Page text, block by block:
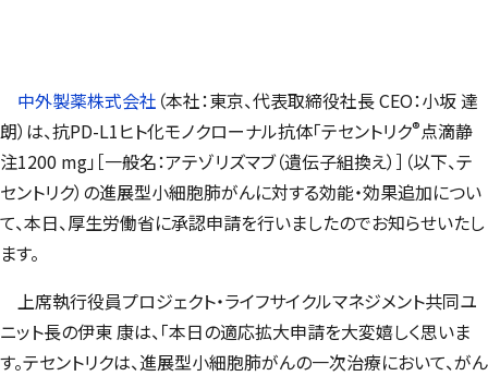
中外製薬株式会社 （本社：東京、代表取締役社長 CEO：小坂 達
朗）は、抗PD-L1ヒト化モノクローナル抗体「テセントリク®点滴静
注1200 mg」［一般名：アテゾリズマブ（遺伝子組換え）］（以下、テ
セントリク）の進展型小細胞肺がんに対する効能・効果追加につい
て、本日、厚生労働省に承認申請を行いましたのでお知らせいたし
ます。
上席執行役員プロジェクト・ライフサイクルマネジメント共同ユ
ニット長の伊東 康は、「本日の適応拡大申請を大変嬉しく思いま
す。テセントリクは、進展型小細胞肺がんの一次治療において、がん